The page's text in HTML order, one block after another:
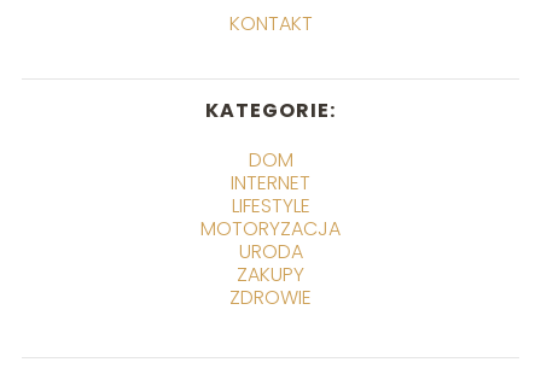
KONTAKT
KATEGORIE:
DOM
INTERNET
LIFESTYLE
MOTORYZACJA
URODA
ZAKUPY
ZDROWIE